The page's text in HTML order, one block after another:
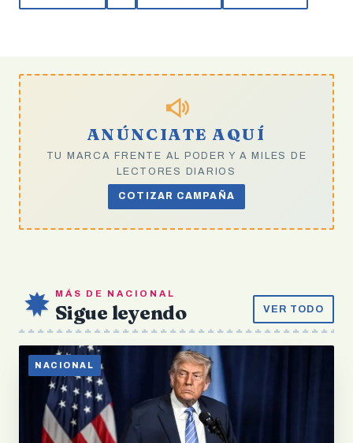
ANÚNCIATE AQUÍ
TU MARCA FRENTE AL PODER Y A MILES DE
LECTORES DIARIOS
COTIZAR CAMPAÑA
MÁS DE NACIONAL
Sigue leyendo VER TODO
NACIONAL